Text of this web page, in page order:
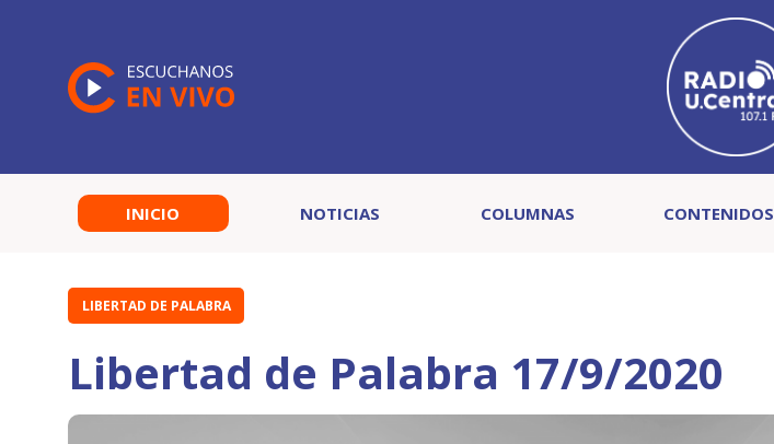
INICIO NOTICIAS COLUMNAS CONTENIDOS
LIBERTAD DE PALABRA
Libertad de Palabra 17/9/2020